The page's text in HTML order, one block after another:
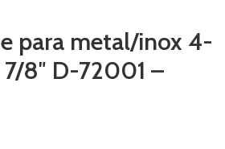
para metal/inox 4-
7/8″ D-72001 –